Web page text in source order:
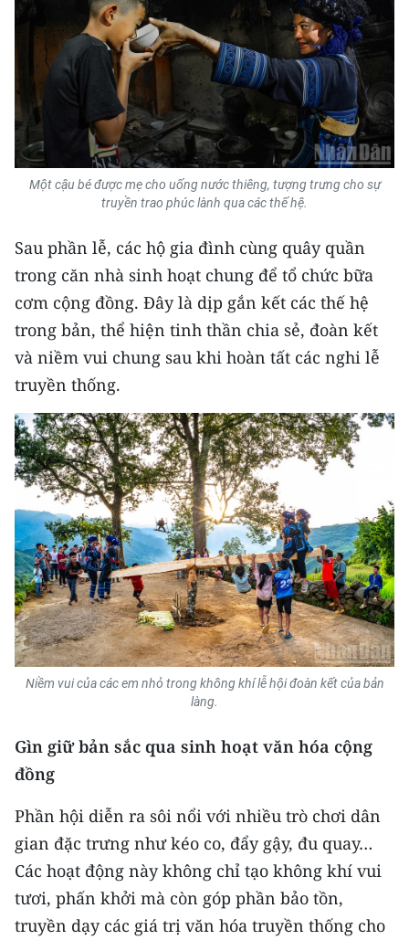
Một cậu bé được mẹ cho uống nước thiêng, tượng trưng cho sự
truyền trao phúc lành qua các thế hệ.
Sau phần lễ, các hộ gia đình cùng quây quần
trong căn nhà sinh hoạt chung để tổ chức bữa
cơm cộng đồng. Đây là dịp gắn kết các thế hệ
trong bản, thể hiện tinh thần chia sẻ, đoàn kết
và niềm vui chung sau khi hoàn tất các nghi lễ
truyền thống.
Niềm vui của các em nhỏ trong không khí lễ hội đoàn kết của bản
làng.
Gìn giữ bản sắc qua sinh hoạt văn hóa cộng
đồng
Phần hội diễn ra sôi nổi với nhiều trò chơi dân
gian đặc trưng như kéo co, đẩy gậy, đu quay…
Các hoạt động này không chỉ tạo không khí vui
tươi, phấn khởi mà còn góp phần bảo tồn,
truyền dạy các giá trị văn hóa truyền thống cho